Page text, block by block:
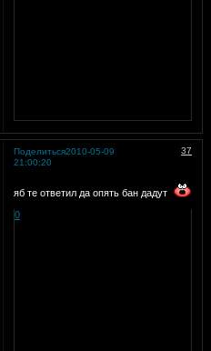
Поделиться 37
2010-05-09
21:00:20
яб те ответил да опять бан дадут
0